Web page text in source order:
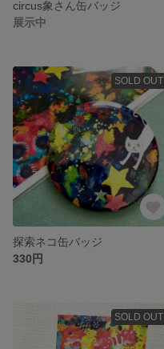
circus象さん缶バッジ
展示中
SOLD OUT
探索ネコ缶バッジ
330円
SOLD OUT